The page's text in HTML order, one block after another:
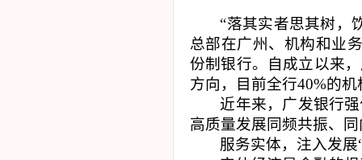
“落其实者思其树，
总部在广州、机构和业
份制银行。自成立以来
方向，目前全行40%的机
近年来，广发银行
高质量发展同频共振、
服务实体，注入发展